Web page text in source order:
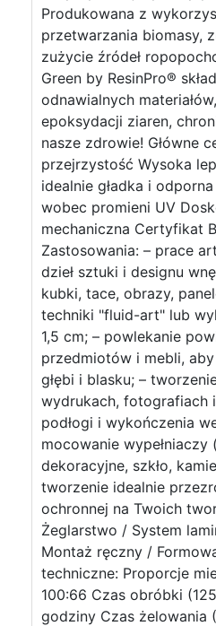
Produkowana z
przetwarzania biomasy,
zużycie źródeł
Green by ResinPro®
odnawialnych
epoksydacji ziaren,
nasze zdrowie! Główne
przejrzystość Wysoka
idealnie gładka i
wobec promieni UV
mechaniczna Certyfikat
Zastosowania: – prace
dzieł sztuki i designu
kubki, tace, obrazy,
techniki "fluid-art" lub
1,5 cm; – powlekanie
przedmiotów i mebli,
głębi i blasku; –
wydrukach, fotografiach
podłogi i wykończenia
mocowanie wypełniaczy
dekoracyjne, szkło,
tworzenie idealnie
ochronnej na Twoich
Żeglarstwo / System
Montaż ręczny /
techniczne: Proporcje
100:66 Czas obróbki
godziny Czas żelowania